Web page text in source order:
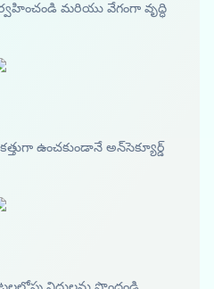
మరియు వేగంగా వృద్ధి
ఉంచకుండానే అన్‌సెక్యూర్డ్